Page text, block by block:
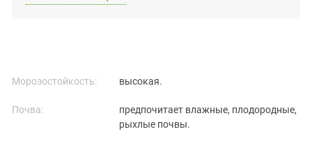
Морозостойкость: высокая.
Почва:
предпочитает влажные, плодородные,
рыхлые почвы.